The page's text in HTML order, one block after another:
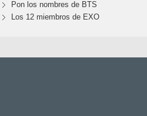
Pon los nombres de BTS
Los 12 miembros de EXO